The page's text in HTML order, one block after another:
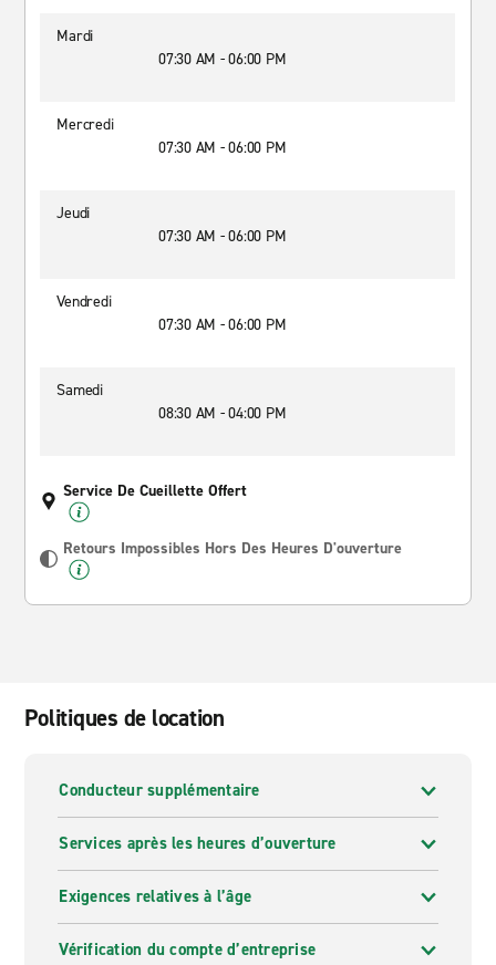
Mardi
07:30 AM - 06:00 PM
Mercredi
07:30 AM - 06:00 PM
Jeudi
07:30 AM - 06:00 PM
Vendredi
07:30 AM - 06:00 PM
Samedi
08:30 AM - 04:00 PM
Service De Cueillette Offert
Retours Impossibles Hors Des Heures D'ouverture
Politiques de location
Conducteur supplémentaire
Services après les heures d’ouverture
Exigences relatives à l’âge
Vérification du compte d’entreprise